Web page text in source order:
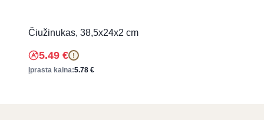
Čiužinukas, 38,5x24x2 cm
5.49 € !
Įprasta kaina:5.78 €